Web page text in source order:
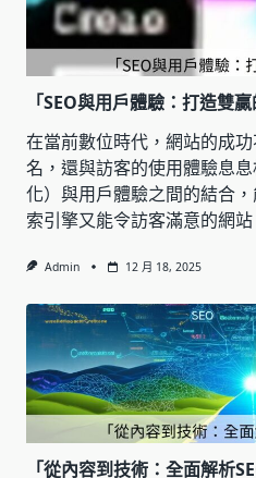
「SEO與用戶體驗：打造雙贏
在當前數位時代，網站的成
名，還與訪客的使用體驗息
化）與用戶體驗之間的結合
索引擎又能令訪客滿意的網
Admin 12 月 18, 2025
「從內容到技術：全面解析